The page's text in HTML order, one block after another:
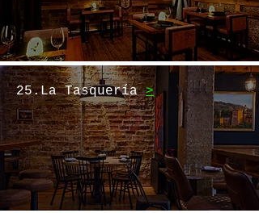
25.La Tasquería>